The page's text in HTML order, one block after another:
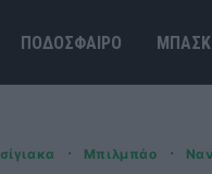
ΠΟΔΟΣΦΑΙΡΟ
· Μπιλμπάο ·